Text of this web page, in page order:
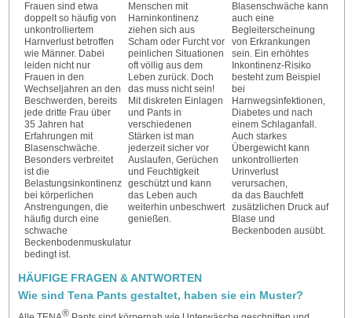
Frauen sind etwa
doppelt so häufig von
unkontrolliertem
Harnverlust betroffen
wie Männer. Dabei
leiden nicht nur
Frauen in den
Wechseljahren an den
Beschwerden, bereits
jede dritte Frau über
35 Jahren hat
Erfahrungen mit
Blasenschwäche.
Besonders verbreitet
ist die
Belastungsinkontinenz
bei körperlichen
Anstrengungen, die
häufig durch eine
schwache
Beckenbodenmuskulatur
bedingt ist.
Menschen mit
Harninkontinenz
ziehen sich aus
Scham oder Furcht vor
peinlichen Situationen
oft völlig aus dem
Leben zurück. Doch
das muss nicht sein!
Mit diskreten Einlagen
und Pants in
verschiedenen
Stärken ist man
jederzeit sicher vor
Auslaufen, Gerüchen
und Feuchtigkeit
geschützt und kann
das Leben auch
weiterhin unbeschwert
genießen.
Blasenschwäche kann
auch eine
Begleiterscheinung
von Erkrankungen
sein. Ein erhöhtes
Inkontinenz-Risiko
besteht zum Beispiel
bei
Harnwegsinfektionen,
Diabetes und nach
einem Schlaganfall.
Auch starkes
Übergewicht kann
unkontrollierten
Urinverlust
verursachen,
da das Bauchfett
zusätzlichen Druck auf
Blase und
Beckenboden ausübt.
HÄUFIGE FRAGEN & ANTWORTEN
Wie sind Tena Pants gestaltet, haben sie ein Muster?
®